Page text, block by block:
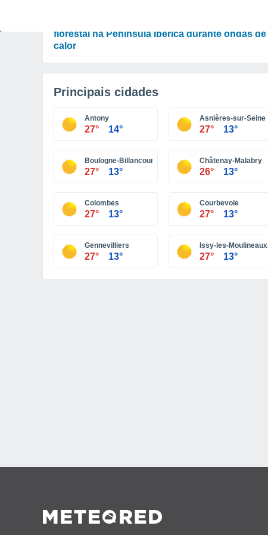
florestal na Península Ibérica durante ondas de
calor
Principais cidades
Antony
27° 14°
Asnières-sur-Seine
27° 13°
Boulogne-Billancourt
27° 13°
Châtenay-Malabry
26° 13°
Colombes
27° 13°
Courbevoie
27° 13°
Gennevilliers
27° 13°
Issy-les-Moulineaux
27° 13°